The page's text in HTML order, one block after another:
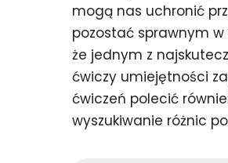
mogą nas uchronić
pozostać sprawnym
że jednym z
ćwiczy umiejętności
ćwiczeń polecić
wyszukiwanie różnic